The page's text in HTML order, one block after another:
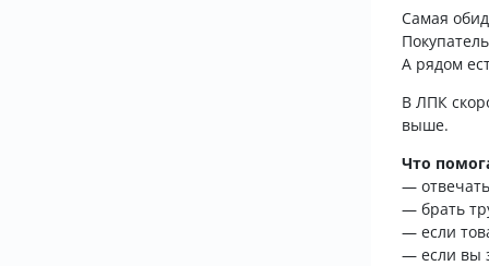
Самая
А рядом
В ЛПК
выше.
Что
—
— брать
— если
— если вы